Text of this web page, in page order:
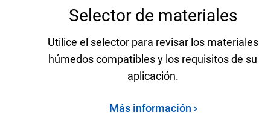
Selector de materiales
Utilice el selector para revisar los materiales
húmedos compatibles y los requisitos de su
aplicación.
Más información